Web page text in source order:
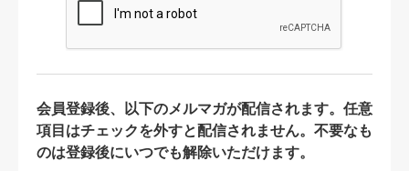
会員登録後、以下のメルマガが配信されます。任意
項目はチェックを外すと配信されません。不要なも
のは登録後にいつでも解除いただけます。